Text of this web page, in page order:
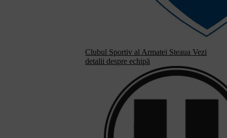
Clubul Sportiv al Armatei Steaua Vezi
detalii despre echipă